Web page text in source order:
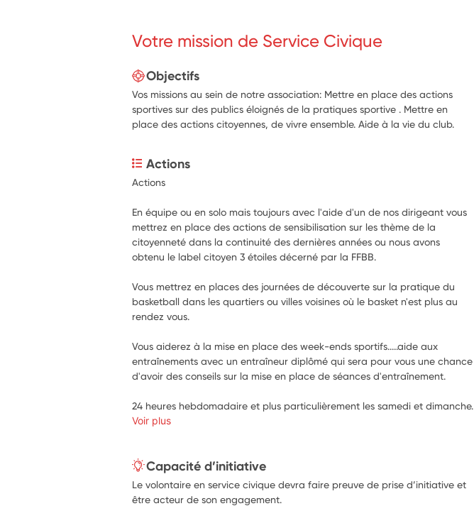
Votre mission de Service Civique
Objectifs
Vos missions au sein de notre association: Mettre en place des actions
sportives sur des publics éloignés de la pratiques sportive . Mettre en
place des actions citoyennes, de vivre ensemble. Aide à la vie du club.
Actions
Actions
En équipe ou en solo mais toujours avec l'aide d'un de nos dirigeant vous
mettrez en place des actions de sensibilisation sur les thème de la
citoyenneté dans la continuité des dernières années ou nous avons
obtenu le label citoyen 3 étoiles décerné par la FFBB.
Vous mettrez en places des journées de découverte sur la pratique du
basketball dans les quartiers ou villes voisines où le basket n'est plus au
rendez vous.
Vous aiderez à la mise en place des week-ends sportifs.....aide aux
entraînements avec un entraîneur diplômé qui sera pour vous une chance
d'avoir des conseils sur la mise en place de séances d'entraînement.
24 heures hebdomadaire et plus particulièrement les samedi et dimanche.
Voir plus
Capacité d’initiative
Le volontaire en service civique devra faire preuve de prise d’initiative et
être acteur de son engagement.